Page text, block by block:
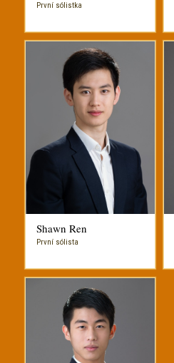
První sólistka
Shawn Ren
První sólista